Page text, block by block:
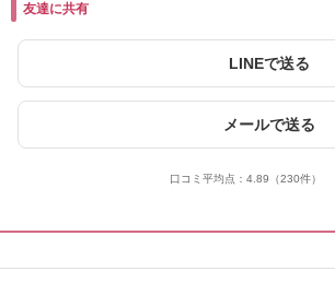
友達に共有
LINEで送る
メールで送る
口コミ平均点： 4.89 （230件）